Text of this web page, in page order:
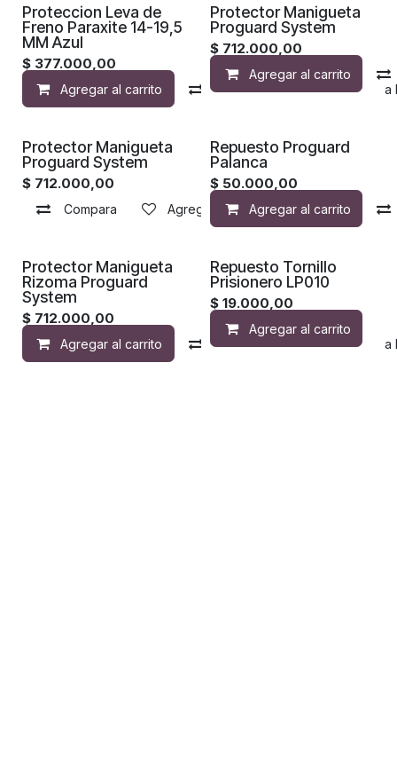
¡Nuevo!
Proteccion Leva de
Freno Paraxite 14-19,5
MM Azul
$ 377.000,00
Agregar al carrito Compara Agregar a la
Protector Manigueta
Proguard System
$ 712.000,00
Agregar al carrito
Protector Manigueta
Proguard System
$ 712.000,00
Compara Agregar a la lista de deseos
Repuesto Proguard
Palanca
$ 50.000,00
Agregar al carrito
Protector Manigueta
Rizoma Proguard
System
$ 712.000,00
Agregar al carrito Compara Agregar a la
Repuesto Tornillo
Prisionero LP010
$19.000,00
Agregar al carrito